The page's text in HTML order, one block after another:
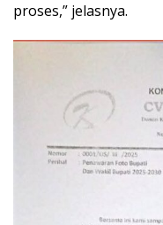
proses,” jelasnya.